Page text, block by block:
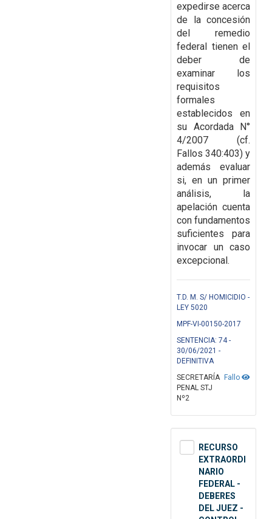
expedirse acerca
de la concesión
del remedio
federal tienen el
deber de
examinar los
requisitos
formales
establecidos en
su Acordada N°
4/2007 (cf.
Fallos 340:403) y
además evaluar
si, en un primer
análisis, la
apelación cuenta
con fundamentos
suficientes para
invocar un caso
excepcional.
T.D. M. S/ HOMICIDIO -
LEY 5020
MPF-VI-00150-2017
SENTENCIA: 74 -
30/06/2021 -
DEFINITIVA
Fallo
SECRETARÍA
PENAL STJ
Nº2
RECURSO
EXTRAORDI
NARIO
FEDERAL -
DEBERES
DEL JUEZ -